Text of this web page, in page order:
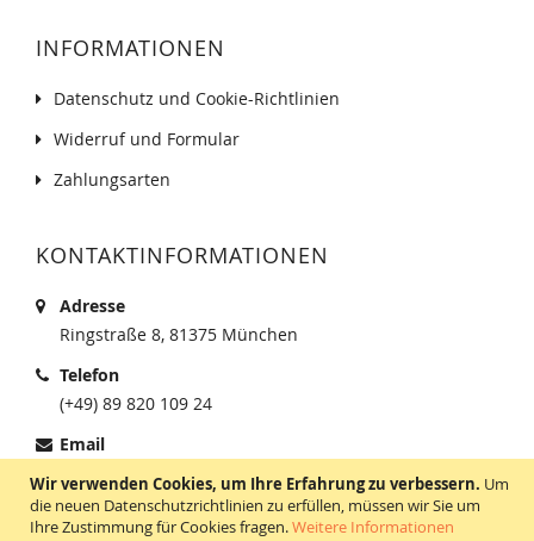
Wir verwenden Cookies, um Ihre Erfahrung zu verbessern. Um
die neuen Datenschutzrichtlinien zu erfüllen, müssen wir Sie um
Ihre Zustimmung für Cookies fragen.Weitere Informationen
INFORMATIONEN
Datenschutz und Cookie-Richtlinien
Widerruf und Formular
Zahlungsarten
KONTAKTINFORMATIONEN
Adresse
Ringstraße 8, 81375 München
Telefon
(+49) 89 820 109 24
Email
shop@therapieoele.de